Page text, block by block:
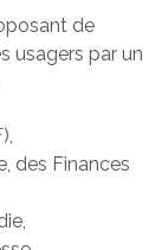
de
usagers par un
des Finances